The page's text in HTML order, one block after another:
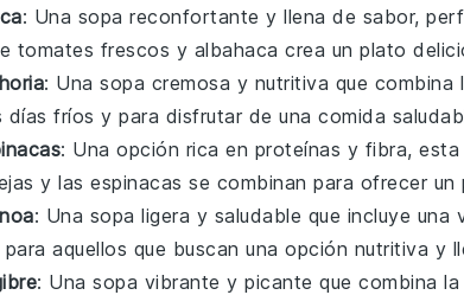
: Una sopa reconfortante y llena de sabor,
tomates frescos y albahaca crea un plato
: Una sopa cremosa y nutritiva que combina
días fríos y para disfrutar de una comida
: Una opción rica en proteínas y fibra, esta
y las espinacas se combinan para ofrecer
: Una sopa ligera y saludable que incluye una
aquellos que buscan una opción nutritiva y
: Una sopa vibrante y picante que combina la